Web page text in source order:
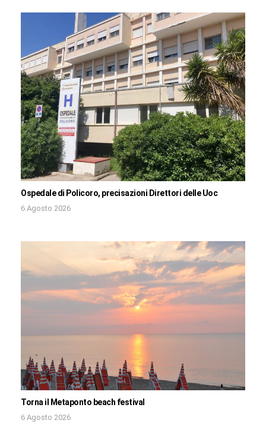
Ospedale di Policoro, precisazioni Direttori delle Uoc
6 Agosto 2026
Torna il Metaponto beach festival
6 Agosto 2026